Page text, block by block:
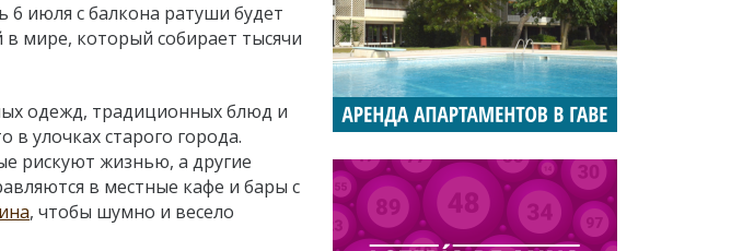
июля с балкона ратуши будет
мире, который собирает тысячи
одежд, традиционных блюд и
в улочках старого города.
рискуют жизнью, а другие
в местные кафе и бары с
, чтобы шумно и весело